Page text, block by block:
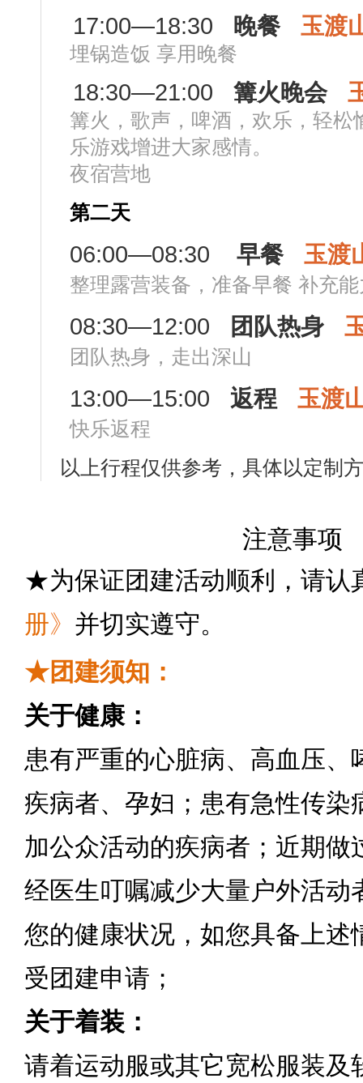
17:00—18:30 晚餐 玉渡
埋锅造饭 享用晚餐
18:30—21:00 篝火晚会
篝火，歌声，啤酒，欢乐，轻松
乐游戏增进大家感情。
夜宿营地
第二天
06:00—08:30 早餐 玉渡
整理露营装备，准备早餐 补充
08:30—12:00 团队热身
团队热身，走出深山
13:00—15:00 返程 玉渡
快乐返程
以上行程仅供参考，具体以定制
注意事项
★为保证团建活动顺利，请认
册》 并切实遵守。
★团建须知：
关于健康：
患有严重的心脏病、高血压、
疾病者、孕妇；患有急性传染
加公众活动的疾病者；近期做
经医生叮嘱减少大量户外活动
您的健康状况，如您具备上述
受团建申请；
关于着装：
请着运动服或其它宽松服装及